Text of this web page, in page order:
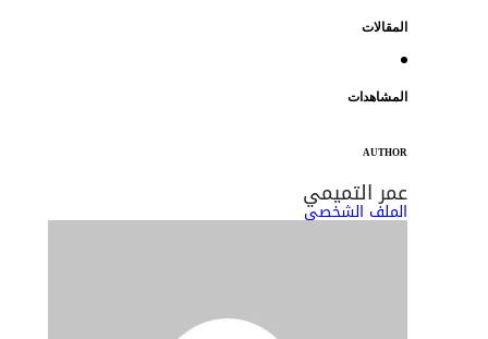
المقالات
المشاهدات
AUTHOR
عمر التميمي
الملف الشخصي